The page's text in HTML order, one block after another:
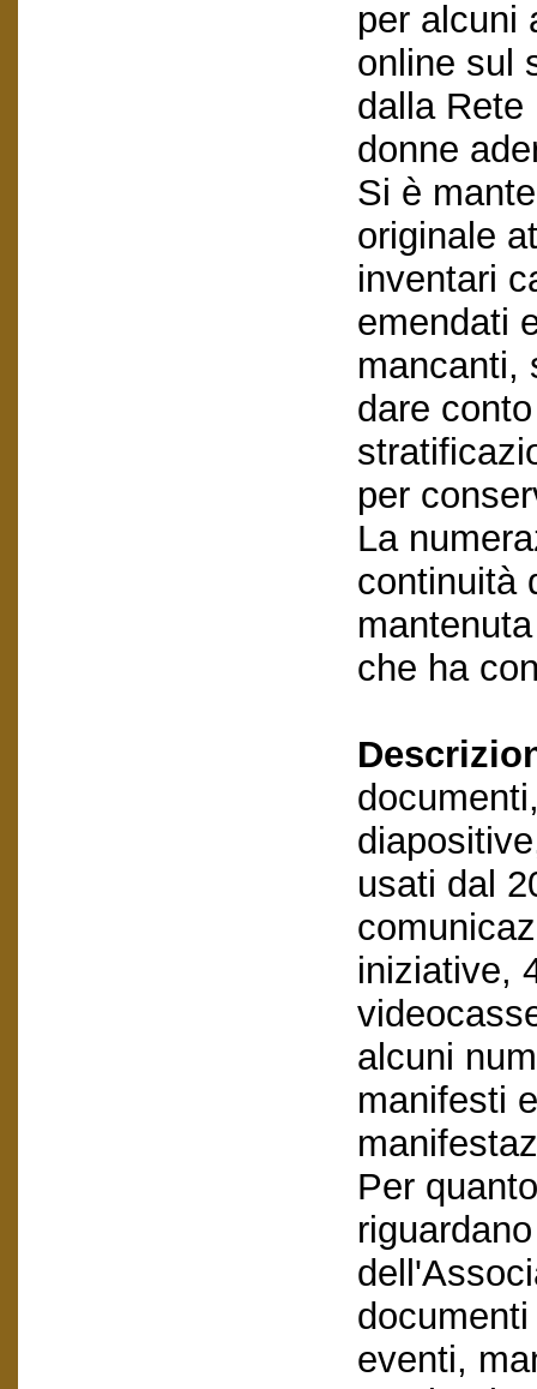
per alcuni
online sul
dalla Rete
donne
Si è
originale
inventari
emendati
mancanti,
dare
per
La
continuità
che ha
usati dal
iniziative,
alcuni
manifesti
Per
eventi,